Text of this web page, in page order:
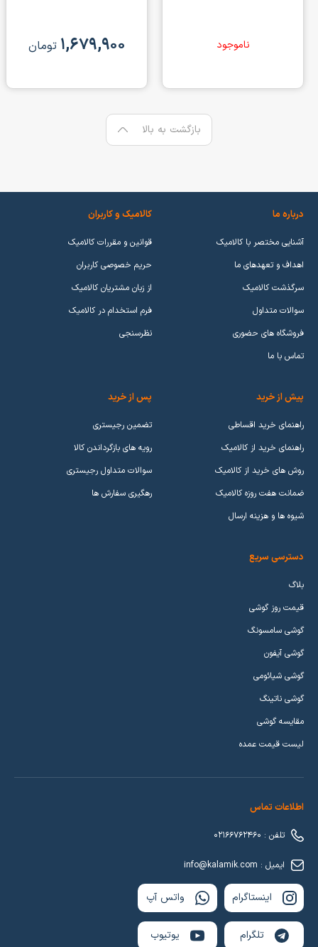
ناموجود ۱,۶۷۹,۹۰۰ تومان
بازگشت به بالا
درباره ما
آشنایی مختصر با کالامیک
اهداف و تعهدهای ما
سرگذشت کالامیک
سوالات متداول
فروشگاه های حضوری
تماس با ما
کالامیک و کاربران
قوانین و مقررات کالامیک
حریم خصوصی کاربران
از زبان مشتریان کالامیک
فرم استخدام در کالامیک
نظرسنجی
پیش از خرید
راهنمای خرید اقساطی
راهنمای خرید از کالامیک
روش های خرید از کالامیک
ضمانت هفت روزه کالامیک
شیوه ها و هزینه ارسال
پس از خرید
تضمین رجیستری
رویه های بازگرداندن کالا
سوالات متداول رجیستری
رهگیری سفارش ها
دسترسی سریع
بلاگ
قیمت روز گوشی
گوشی سامسونگ
گوشی آیفون
گوشی شیائومی
گوشی ناتینگ
مقایسه گوشی
لیست قیمت عمده
اطلاعات تماس
تلفن : 02166762460
ایمیل : info@kalamik.com
اینستاگرام واتس آپ
تلگرام یوتیوب